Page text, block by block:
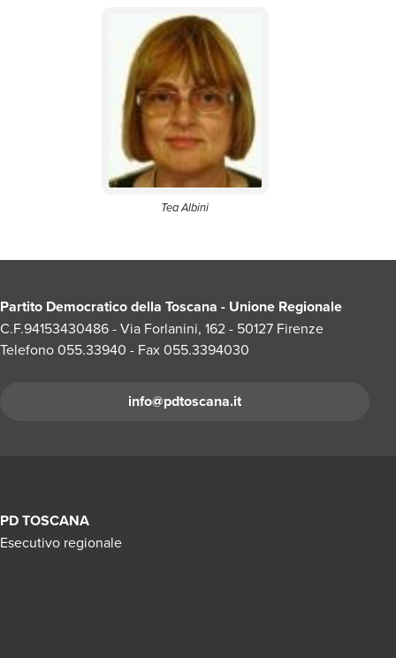
Tea Albini
Partito Democratico della Toscana - Unione Regionale
C.F.94153430486 - Via Forlanini, 162 - 50127 Firenze
Telefono 055.33940 - Fax 055.3394030
info@pdtoscana.it
PD TOSCANA
Esecutivo regionale